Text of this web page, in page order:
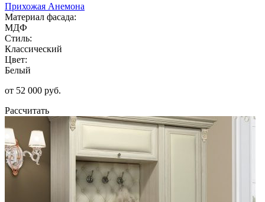
Прихожая Анемона
Материал фасада:
МДФ
Стиль:
Классический
Цвет:
Белый
от 52 000 руб.
Рассчитать